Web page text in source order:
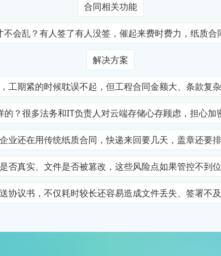
合同相关功能
会乱？有人签了有人没签，催起来费时费力，纸质
解决方案
期紧的时候耽误不起，但工程合同金额大、条款
很多法务和IT负责人对云端存储心存顾虑，担
还在用传统纸质合同，快递来回要几天，盖章还
真实、文件是否被篡改，这些风险点如果管控不
议书，不仅耗时较长还容易造成文件丢失、签署